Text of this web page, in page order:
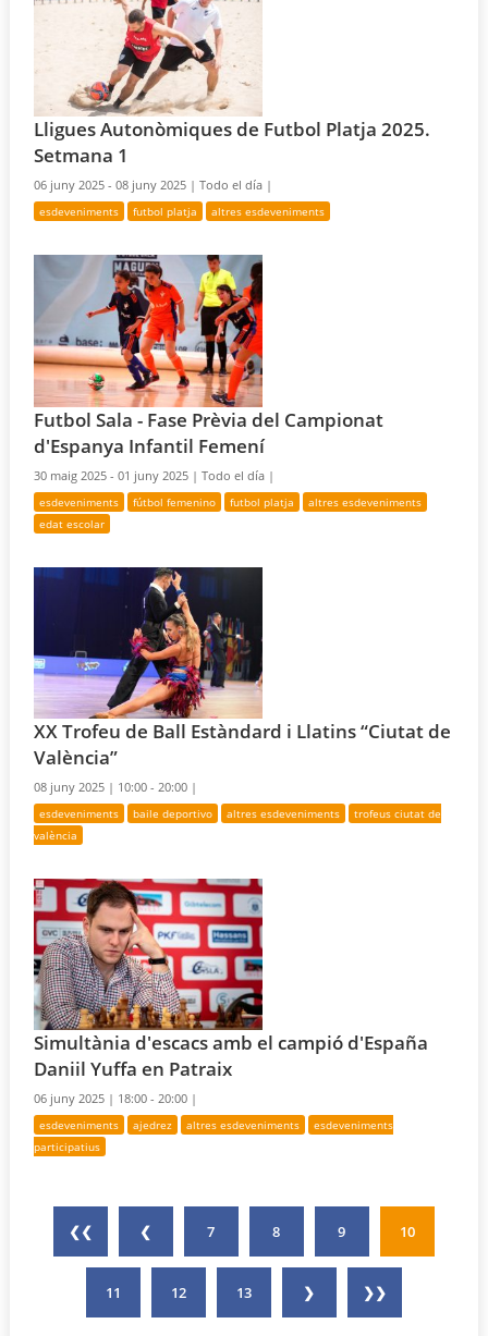
Lligues Autonòmiques de Futbol Platja 2025.
Setmana 1
06 juny 2025 - 08 juny 2025 |Todo el día |
esdeveniments futbol platja altres esdeveniments
Futbol Sala - Fase Prèvia del Campionat
d'Espanya Infantil Femení
30 maig 2025 - 01 juny 2025 |Todo el día |
esdeveniments fútbol femenino futbol platja
altres esdeveniments
edat escolar
XX Trofeu de Ball Estàndard i Llatins “Ciutat de
València”
08 juny 2025 | 10:00 - 20:00 |
esdeveniments baile deportivo altres esdeveniments
trofeus ciutat de
valència
Simultània d'escacs amb el campió d'España
Daniil Yuffa en Patraix
06 juny 2025 | 18:00 - 20:00 |
esdeveniments ajedrez altres esdeveniments
esdeveniments
participatius
❮❮ ❮ 7 8 9 10
11 12 13 ❯ ❯❯